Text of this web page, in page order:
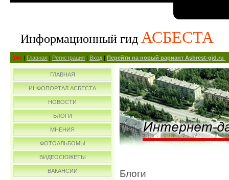
Информационный гид АСБЕСТА
14+ | Главная | Регистрация | Вход | Перейти на новый вариант Asbrest-gid.ru
ГЛАВНАЯ
ИНФОПОРТАЛ АСБЕСТА
НОВОСТИ
БЛОГИ
МНЕНИЯ
ФОТОАЛЬБОМЫ
ВИДЕОСЮЖЕТЫ
ВАКАНСИИ Блоги